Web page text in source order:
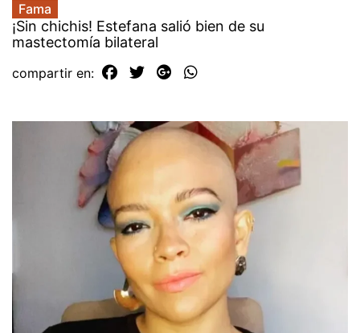
Fama
¡Sin chichis! Estefana salió bien de su
mastectomía bilateral
compartir en: